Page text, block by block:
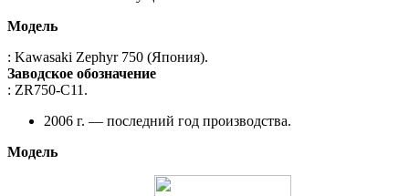
Модель
: Kawasaki Zephyr 750 (Япония).
Заводское обозначение
: ZR750-C11.
2006 г. — последний год производства.
Модель